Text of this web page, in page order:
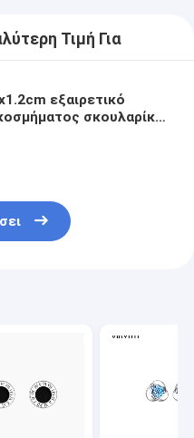
Τιμή Για
εξαιρετικό
σκουλαρίκι